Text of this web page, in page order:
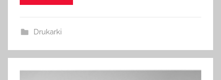
Drukarki